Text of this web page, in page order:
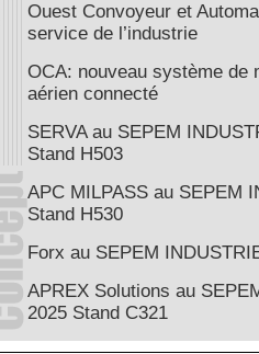
Ouest Convoyeur et
service de l’industrie
OCA: nouveau système de
aérien connecté
SERVA au SEPEM
Stand H503
APC MILPASS au SEPEM
Stand H530
Forx au SEPEM
APREX Solutions au
2025 Stand C321